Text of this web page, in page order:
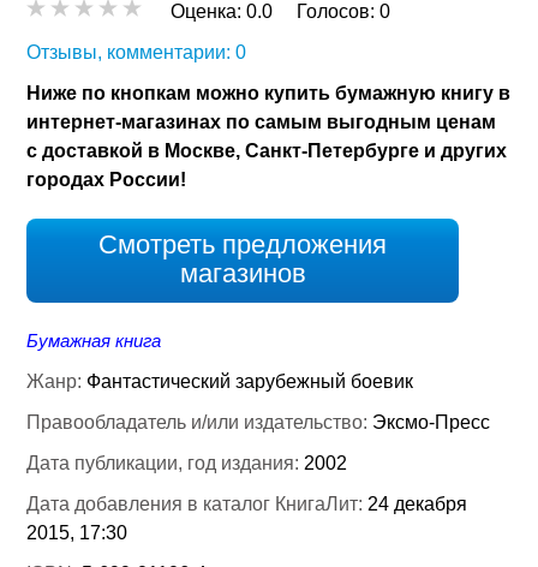
Оценка:0.0 Голосов:0
Отзывы, комментарии: 0
Ниже по кнопкам можно купить бумажную книгу в
интернет-магазинах по самым выгодным ценам
с доставкой в Москве, Санкт-Петербурге и других
городах России!
Смотреть предложения
магазинов
Бумажная книга
Жанр: Фантастический зарубежный боевик
Правообладатель и/или издательство: Эксмо-Пресс
Дата публикации, год издания: 2002
Дата добавления в каталог КнигаЛит: 24 декабря
2015, 17:30